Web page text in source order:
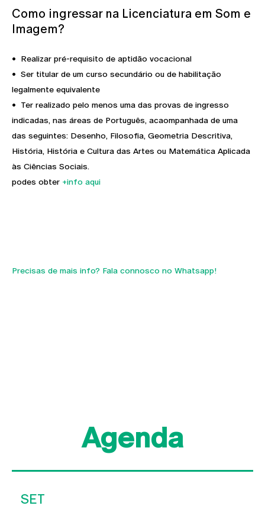
Como ingressar na Licenciatura em Som e
Imagem?
• Realizar pré-requisito de aptidão vocacional
• Ser titular de um curso secundário ou de habilitação
legalmente equivalente
• Ter realizado pelo menos uma das provas de ingresso
indicadas, nas áreas de Português, acaompanhada de uma
das seguintes: Desenho, Filosofia, Geometria Descritiva,
História, História e Cultura das Artes ou Matemática Aplicada
às Ciências Sociais.
podes obter +info aqui
Precisas de mais info? Fala connosco no Whatsapp!
Agenda
SET